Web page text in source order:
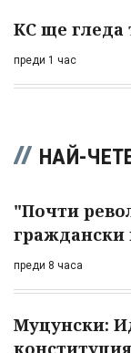
КС ще гледа
преди 1 час
НАЙ-
"Почти
граждански
преди 8 часа
Муцунски: